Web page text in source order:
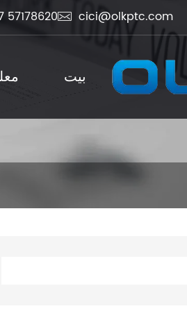
 cici@olkptc.com
57178620
بيت